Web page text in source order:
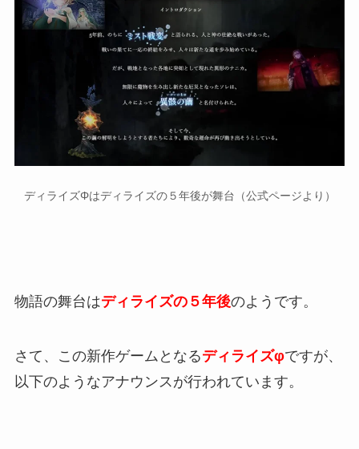
ディライズΦはディライズの５年後が舞台（公式ページより）
物語の舞台はディライズの５年後のようです。
さて、この新作ゲームとなるディライズφですが、
以下のようなアナウンスが行われています。